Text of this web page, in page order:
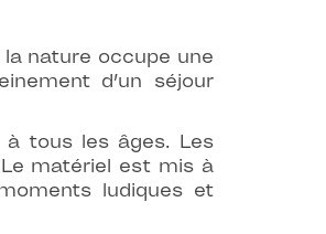
nature occupe une
d’un séjour
à tous les âges. Les
matériel est mis à
ludiques et